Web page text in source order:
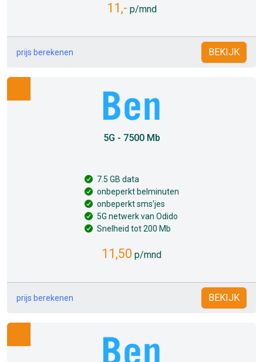
11,- p/mnd
prijs berekenen BEKIJK
5G - 7500 Mb
7.5 GB data
onbeperkt belminuten
onbeperkt sms'jes
5G netwerk van Odido
Snelheid tot 200 Mb
11,50 p/mnd
prijs berekenen BEKIJK